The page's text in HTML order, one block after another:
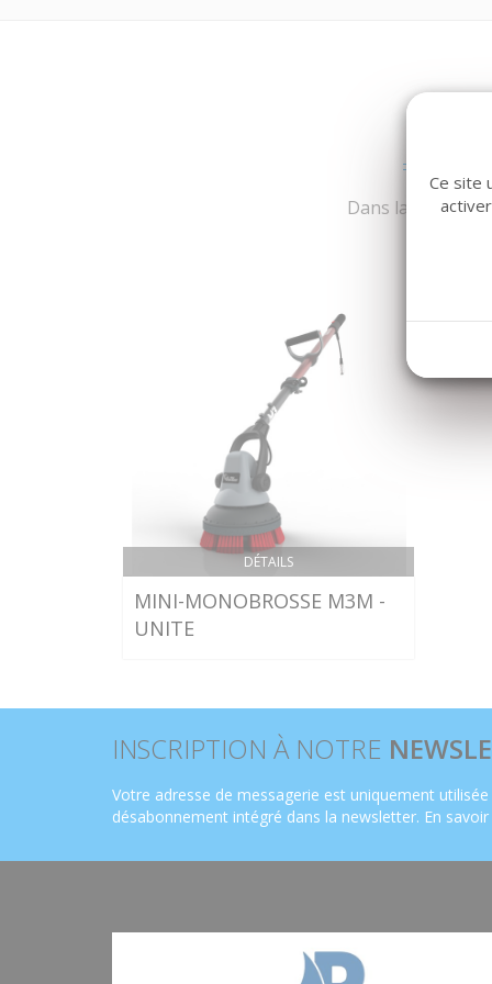
Dans la même
DÉTAILS
MINI-MONOBROSSE M3M -
UNITE
INSCRIPTION À NOTRE
Votre adresse de messagerie est uniquement
désabonnement intégré dans la newsletter. En
Ce site